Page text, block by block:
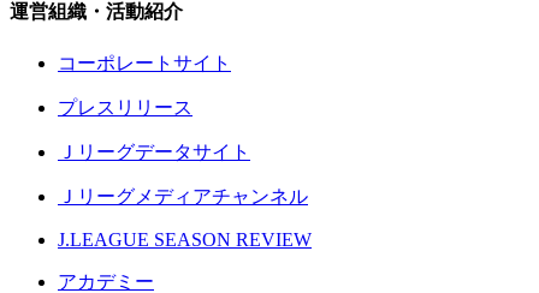
運営組織・活動紹介
コーポレートサイト
プレスリリース
Ｊリーグデータサイト
Ｊリーグメディアチャンネル
J.LEAGUE SEASON REVIEW
アカデミー